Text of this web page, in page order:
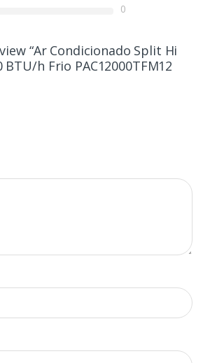
0
“Ar Condicionado Split Hi
h Frio PAC12000TFM12